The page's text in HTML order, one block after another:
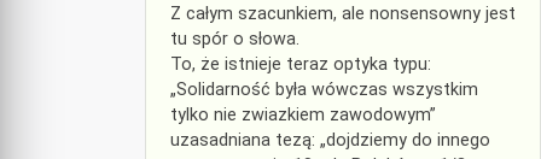
Z całym szacunkiem, ale nonsensowny jest
tu spór o słowa.
To, że istnieje teraz optyka typu:
„Solidarność była wówczas wszystkim
tylko nie zwiazkiem zawodowym”
uzasadniana tezą: „dojdziemy do innego